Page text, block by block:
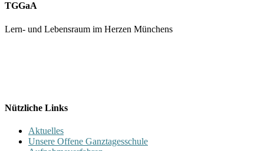
TGGaA
Lern- und Lebensraum im Herzen Münchens
Nützliche Links
Aktuelles
Unsere Offene Ganztagesschule